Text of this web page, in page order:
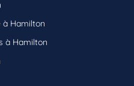
à Hamilton
à Hamilton